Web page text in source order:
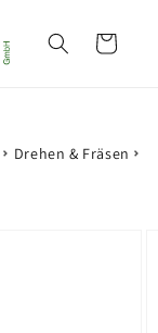
Warenkorb
Drehen & Fräsen